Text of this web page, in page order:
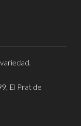
El Prat de